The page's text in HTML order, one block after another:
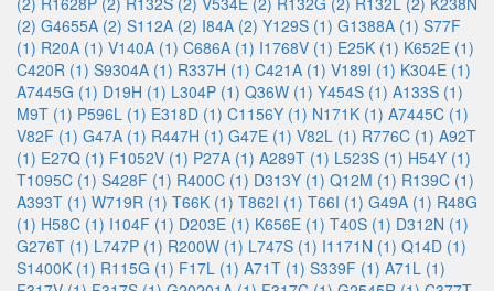
(2) G4655A (2) S112A (2) I84A (2) Y129S (1) G1388A (1) S77F
(1) R20A (1) V140A (1) C686A (1) I1768V (1) E25K (1) K652E (1)
C420R (1) S9304A (1) R337H (1) C421A (1) V189I (1) K304E (1)
A7445G (1) D19H (1) L304P (1) Q36W (1) Y454S (1) A133S (1)
M9T (1) P596L (1) E318D (1) C1156Y (1) N171K (1) A7445C (1)
V82F (1) G47A (1) R447H (1) G47E (1) V82L (1) R776C (1) A92T
(1) E27Q (1) F1052V (1) P27A (1) A289T (1) L523S (1) H54Y (1)
T1095C (1) S428F (1) R400C (1) D313Y (1) Q12M (1) R139C (1)
A393T (1) W719R (1) T66K (1) T862I (1) T66I (1) G49A (1) R48G
(1) H58C (1) I104F (1) D203E (1) K656E (1) T40S (1) D312N (1)
G276T (1) L747P (1) R200W (1) L747S (1) I1171N (1) Q14D (1)
S1400K (1) R115G (1) F17L (1) A71T (1) S339F (1) A71L (1)